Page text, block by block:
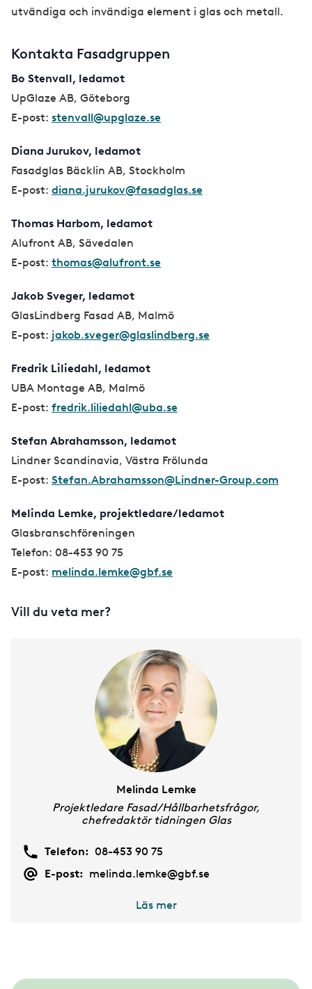
utvändiga och invändiga element i glas och metall.
Kontakta Fasadgruppen
Bo Stenvall, ledamot
UpGlaze AB, Göteborg
E-post: stenvall@upglaze.se
Diana Jurukov, ledamot
Fasadglas Bäcklin AB, Stockholm
E-post: diana.jurukov@fasadglas.se
Thomas Harbom, ledamot
Alufront AB, Sävedalen
E-post: thomas@alufront.se
Jakob Sveger, ledamot
GlasLindberg Fasad AB, Malmö
E-post: jakob.sveger@glaslindberg.se
Fredrik Liliedahl, ledamot
UBA Montage AB, Malmö
E-post: fredrik.liliedahl@uba.se
Stefan Abrahamsson, ledamot
Lindner Scandinavia, Västra Frölunda
E-post: Stefan.Abrahamsson@Lindner-Group.com
Melinda Lemke, projektledare/ledamot
Glasbranschföreningen
Telefon: 08-453 90 75
E-post: melinda.lemke@gbf.se
Vill du veta mer?
Melinda Lemke
Projektledare Fasad/Hållbarhetsfrågor,
chefredaktör tidningen Glas
Telefon: 08-453 90 75
E-post: melinda.lemke@gbf.se
Läs mer